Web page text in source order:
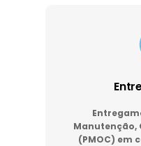
Manutenção,
(PMOC) em